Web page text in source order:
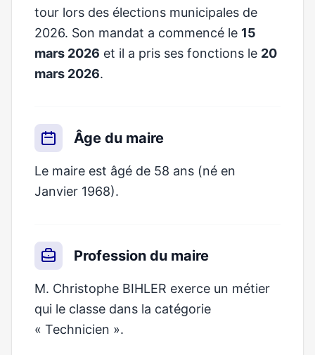
tour lors des élections municipales de
2026. Son mandat a commencé le 15
mars 2026 et il a pris ses fonctions le 20
mars 2026.
Âge du maire
Le maire est âgé de 58 ans (né en
Janvier 1968).
Profession du maire
M. Christophe BIHLER exerce un métier
qui le classe dans la catégorie
« Technicien ».